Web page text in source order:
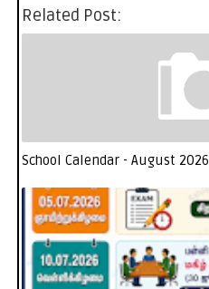
Related Post:
School Calendar - August 2026